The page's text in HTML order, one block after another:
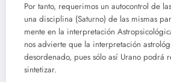
Por tanto, requerimos un autocontrol de
una disciplina (Saturno) de las mismas
mente en la interpretación
nos advierte que la interpretación
desordenado, pues sólo así Urano podrá
sintetizar.